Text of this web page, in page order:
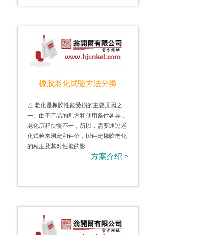
橡胶老化试验方法分类
△ 老化是橡胶性能受损的主要原因之
一。由于产品的配方和使用条件各异，
老化历程快慢不一，所以，需要通过老
化试验来测定和评价，以评定橡胶老化
的程度及其对性能的影..
方案介绍 >